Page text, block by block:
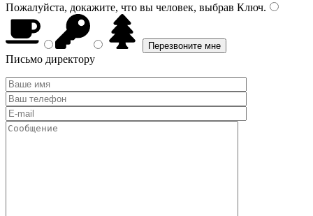
Пожалуйста, докажите, что вы человек, выбрав Ключ.
Письмо директору